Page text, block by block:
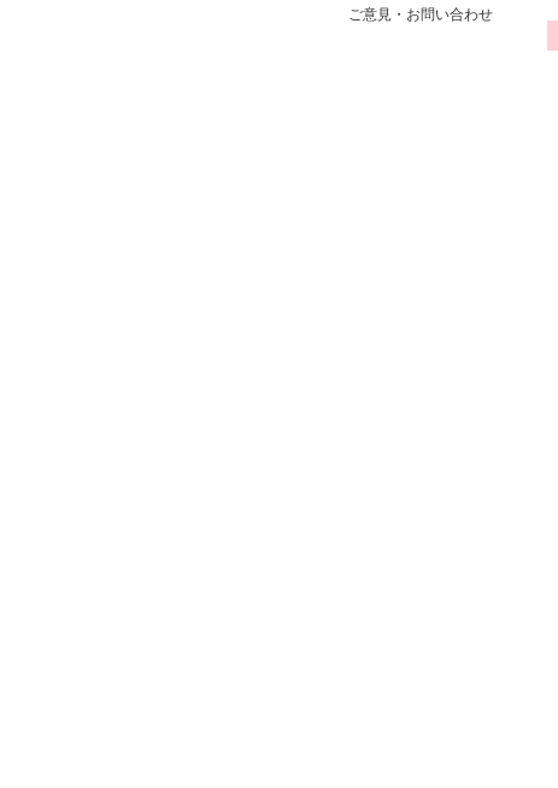
ご意見・お問い合わせ